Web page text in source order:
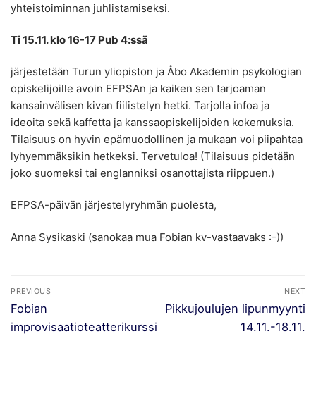
yhteistoiminnan juhlistamiseksi.
Ti 15.11. klo 16-17 Pub 4:ssä
järjestetään Turun yliopiston ja Åbo Akademin psykologian
opiskelijoille avoin EFPSAn ja kaiken sen tarjoaman
kansainvälisen kivan fiilistelyn hetki. Tarjolla infoa ja
ideoita sekä kaffetta ja kanssaopiskelijoiden kokemuksia.
Tilaisuus on hyvin epämuodollinen ja mukaan voi piipahtaa
lyhyemmäksikin hetkeksi. Tervetuloa! (Tilaisuus pidetään
joko suomeksi tai englanniksi osanottajista riippuen.)
EFPSA-päivän järjestelyryhmän puolesta,
Anna Sysikaski (sanokaa mua Fobian kv-vastaavaks :-))
Artikkelien
selaus
PREVIOUS
Previous
post:
Fobian
improvisaatioteatterikurssi
NEXT
Next
Pikkujoulujen lipunmyynti
14.11.-18.11.